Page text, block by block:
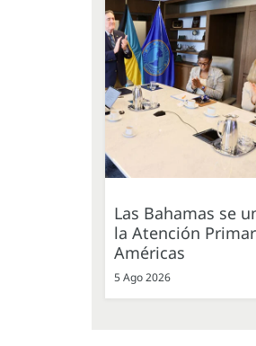
Las Bahamas se
la Atención
Américas
5 Ago 2026